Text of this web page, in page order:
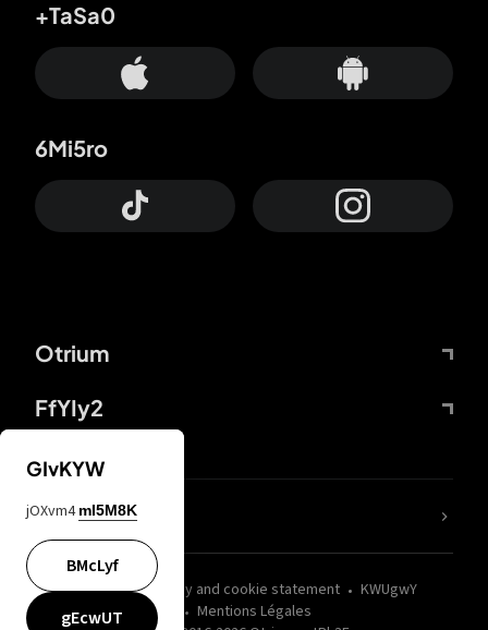
Otrium
FfYIy2
+TaSa0
6Mi5ro
wZQPfd Privacy and cookie statement
KWUgwY
Mentions Légales
nLC6tu
GIvKYW
jOXvm4 mI5M8K
BMcLyf
gEcwUT